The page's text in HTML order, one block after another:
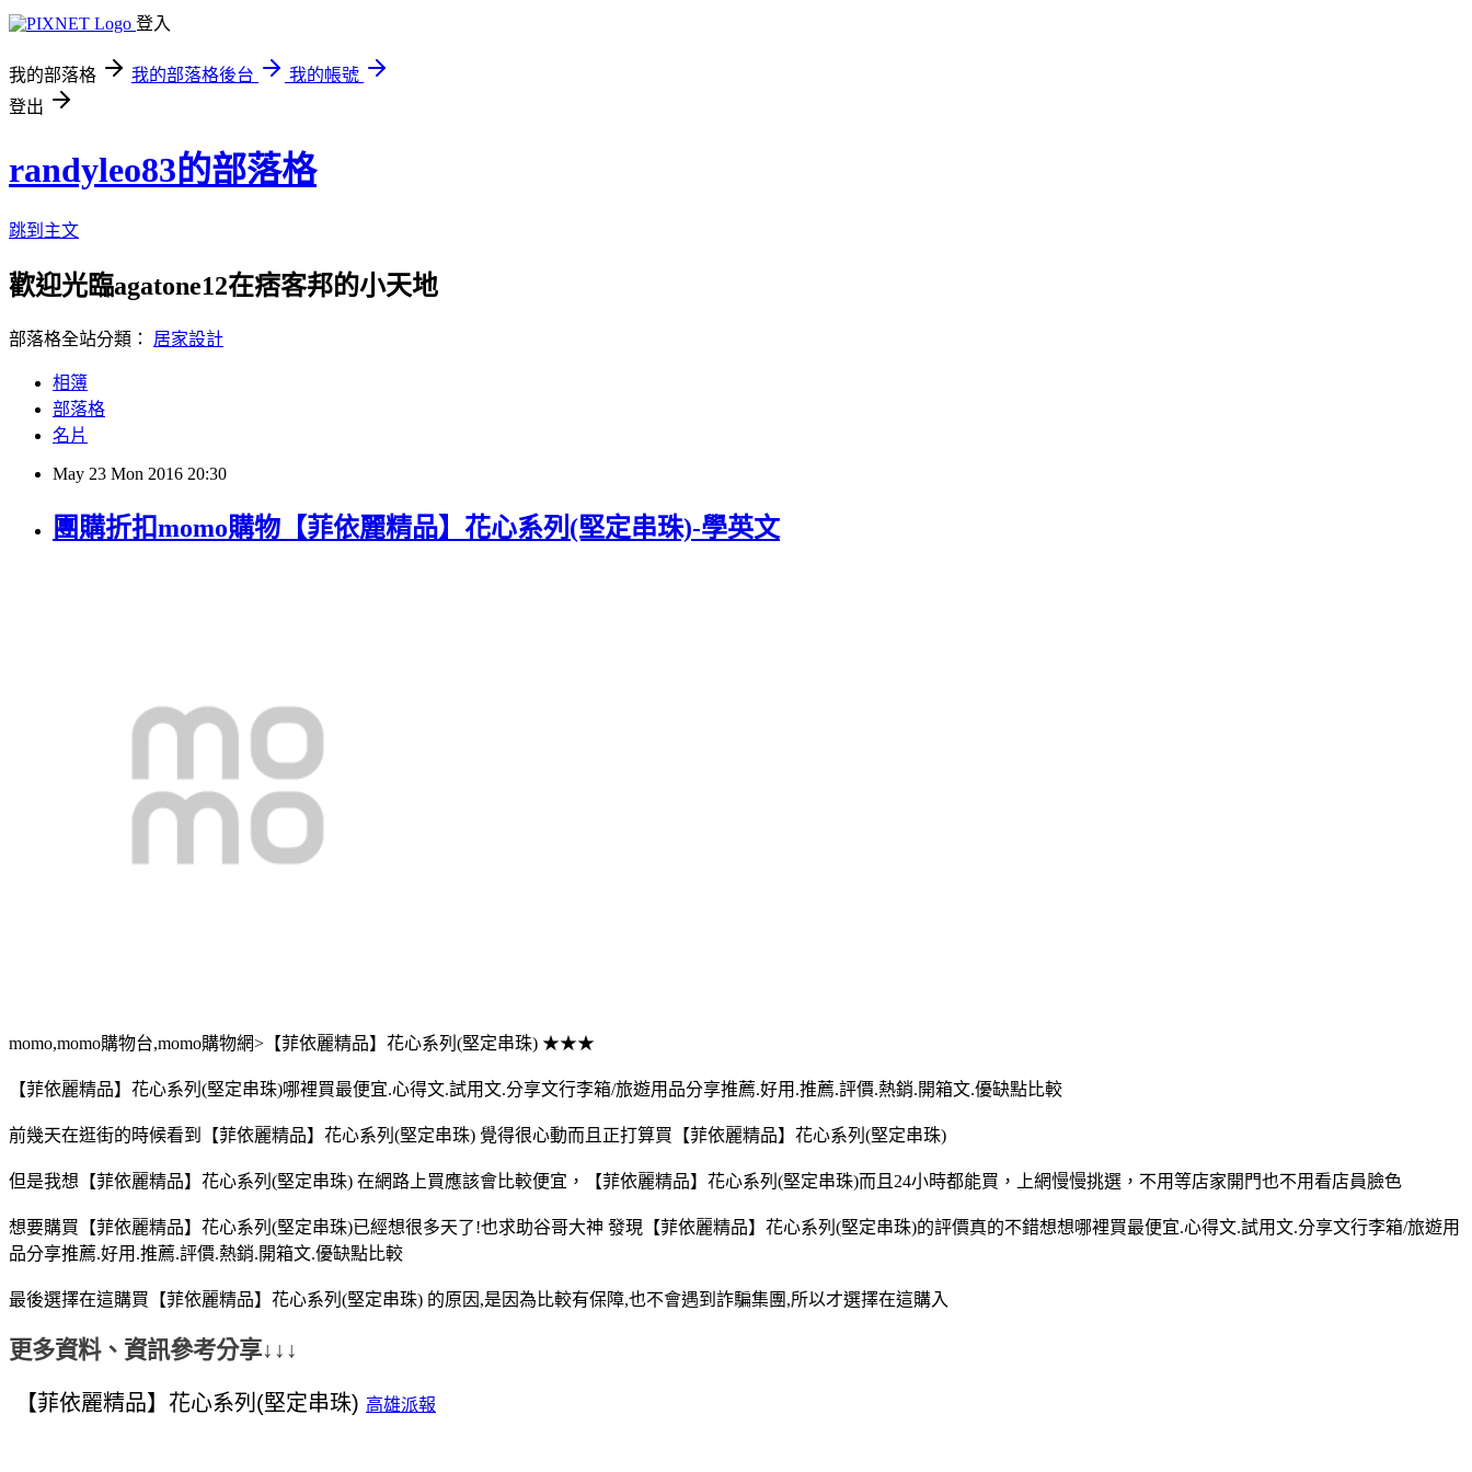
登入
我的部落格 我的部落格後台
我的帳號
登出
randyleo83的部落格
跳到主文
歡迎光臨agatone12在痞客邦的小天地
部落格全站分類： 居家設計
相簿
部落格
名片
May 23 Mon 2016 20:30
團購折扣momo購物【菲依麗精品】花心系列(堅定串珠)-學英文
momo,momo購物台,momo購物網>【菲依麗精品】花心系列(堅定串珠) ★★★
【菲依麗精品】花心系列(堅定串珠)哪裡買最便宜.心得文.試用文.分享文行李箱/旅遊用品分享推薦.好用.推薦.評價.熱銷.開箱文.優缺點比較
前幾天在逛街的時候看到【菲依麗精品】花心系列(堅定串珠) 覺得很心動而且正打算買【菲依麗精品】花心系列(堅定串珠)
但是我想【菲依麗精品】花心系列(堅定串珠) 在網路上買應該會比較便宜，【菲依麗精品】花心系列(堅定串珠)而且24小時都能買，上網慢慢挑選，不用等店家開門也不用看店員臉色
想要購買【菲依麗精品】花心系列(堅定串珠)已經想很多天了!也求助谷哥大神 發現【菲依麗精品】花心系列(堅定串珠)的評價真的不錯想想哪裡買最便宜.心得文.試用文.分享文行李箱/旅遊用
品分享推薦.好用.推薦.評價.熱銷.開箱文.優缺點比較
最後選擇在這購買【菲依麗精品】花心系列(堅定串珠) 的原因,是因為比較有保障,也不會遇到詐騙集團,所以才選擇在這購入
更多資料、資訊參考分享↓↓↓
高雄派報